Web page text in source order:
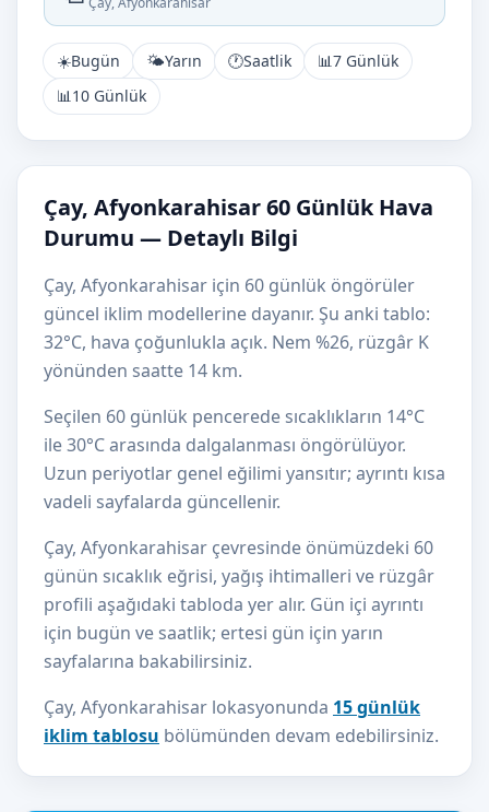
☀️Bugün 🌤️Yarın 🕐Saatlik 📊7 Günlük
📊10 Günlük
Çay, Afyonkarahisar 60 Günlük Hava
Durumu — Detaylı Bilgi
Çay, Afyonkarahisar için 60 günlük öngörüler
güncel iklim modellerine dayanır. Şu anki tablo:
32°C, hava çoğunlukla açık. Nem %26, rüzgâr K
yönünden saatte 14 km.
Seçilen 60 günlük pencerede sıcaklıkların 14°C
ile 30°C arasında dalgalanması öngörülüyor.
Uzun periyotlar genel eğilimi yansıtır; ayrıntı kısa
vadeli sayfalarda güncellenir.
Çay, Afyonkarahisar çevresinde önümüzdeki 60
günün sıcaklık eğrisi, yağış ihtimalleri ve rüzgâr
profili aşağıdaki tabloda yer alır. Gün içi ayrıntı
için bugün ve saatlik; ertesi gün için yarın
sayfalarına bakabilirsiniz.
Çay, Afyonkarahisar lokasyonunda 15 günlük
iklim tablosu bölümünden devam edebilirsiniz.